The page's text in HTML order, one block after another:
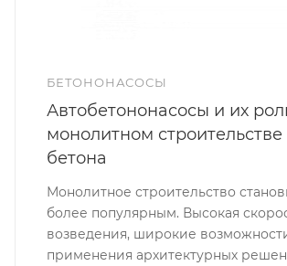
БЕТОНОНАСОСЫ
Автобетононасосы и их
монолитном строительстве
бетона
Монолитное строительство
более популярным. Высокая
возведения, широкие
применения архитектурных